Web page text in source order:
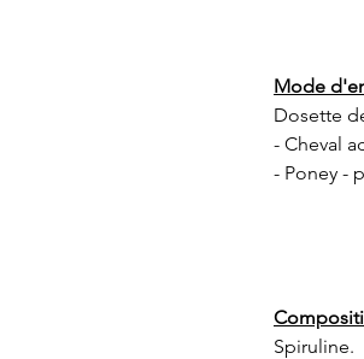
Mode
Dosette
- Cheval
- Poney -
Spiruline.